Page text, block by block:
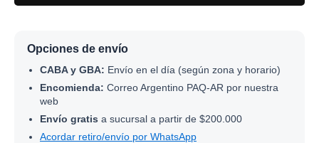
Opciones de envío
CABA y GBA: Envío en el día (según zona y horario)
Encomienda: Correo Argentino PAQ-AR por nuestra
web
Envío gratis a sucursal a partir de $200.000
Acordar retiro/envío por WhatsApp